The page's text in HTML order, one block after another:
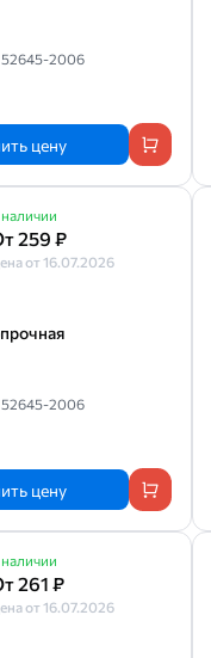
2006
цену
259 ₽
от 16.07.2026
2006
цену
261 ₽
от 16.07.2026